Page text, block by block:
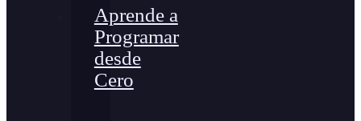
Aprende a
Programar
desde
Cero